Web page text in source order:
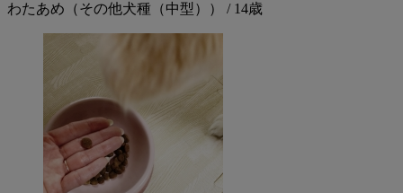
わたあめ（その他犬種（中型）） / 14歳